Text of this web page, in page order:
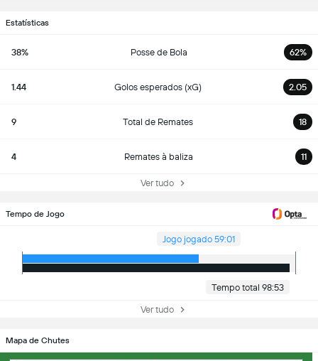
Estatísticas
38% Posse de Bola 62%
1.44 Golos esperados (xG) 2.05
9 Total de Remates 18
4 Remates à baliza 11
Ver tudo
Tempo de Jogo
Jogo jogado 59:01
Tempo total 98:53
Ver tudo
Mapa de Chutes